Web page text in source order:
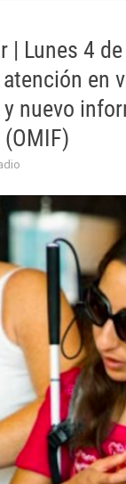
| Lunes 4
en
nuevo